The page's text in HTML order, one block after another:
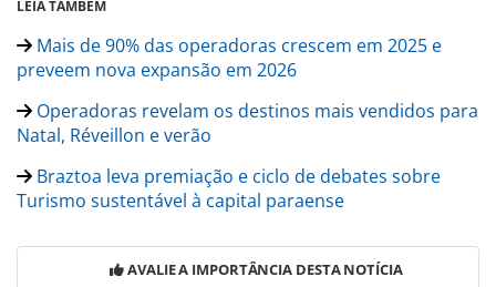
LEIA TAMBÉM
Mais de 90% das operadoras crescem em 2025 e
preveem nova expansão em 2026
Operadoras revelam os destinos mais vendidos para
Natal, Réveillon e verão
Braztoa leva premiação e ciclo de debates sobre
Turismo sustentável à capital paraense
AVALIE A IMPORTÂNCIA DESTA NOTÍCIA